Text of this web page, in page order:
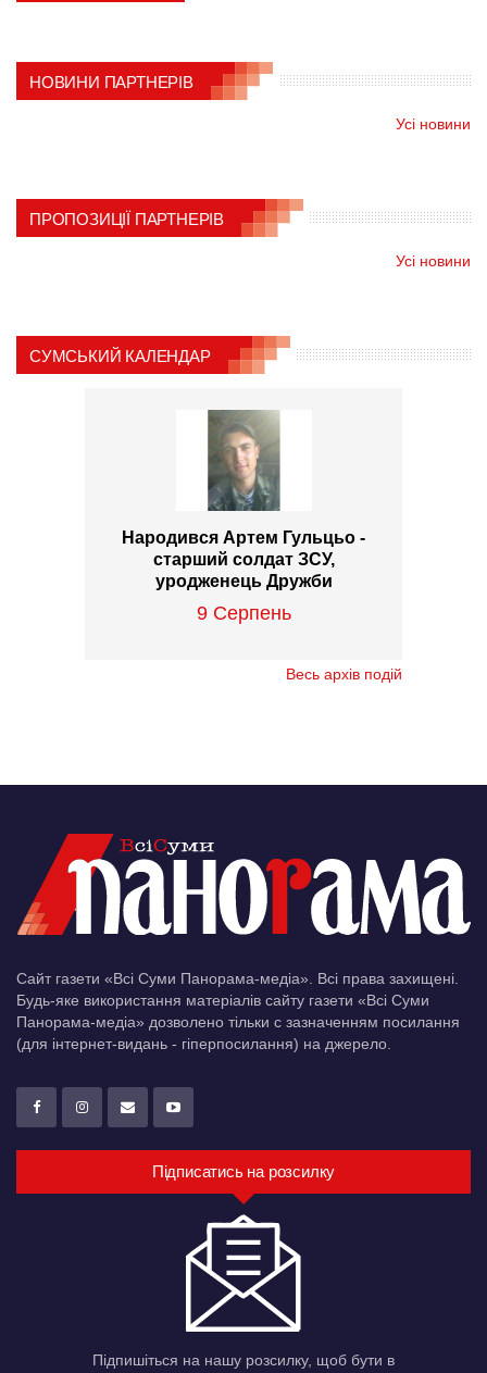
НОВИНИ ПАРТНЕРІВ
Усі новини
ПРОПОЗИЦІЇ ПАРТНЕРІВ
Усі новини
СУМСЬКИЙ КАЛЕНДАР
Народився Артем Гульцьо -
старший солдат ЗСУ,
уродженець Дружби
9 Серпень
Весь архів подій
Сайт газети «Всі Суми Панорама-медіа». Всі права захищені.
Будь-яке використання матеріалів сайту газети «Всі Суми
Панорама-медіа» дозволено тільки c зазначенням посилання
(для інтернет-видань - гіперпосилання) на джерело.
Підписатись на розсилку
Підпишіться на нашу розсилку, щоб бути в